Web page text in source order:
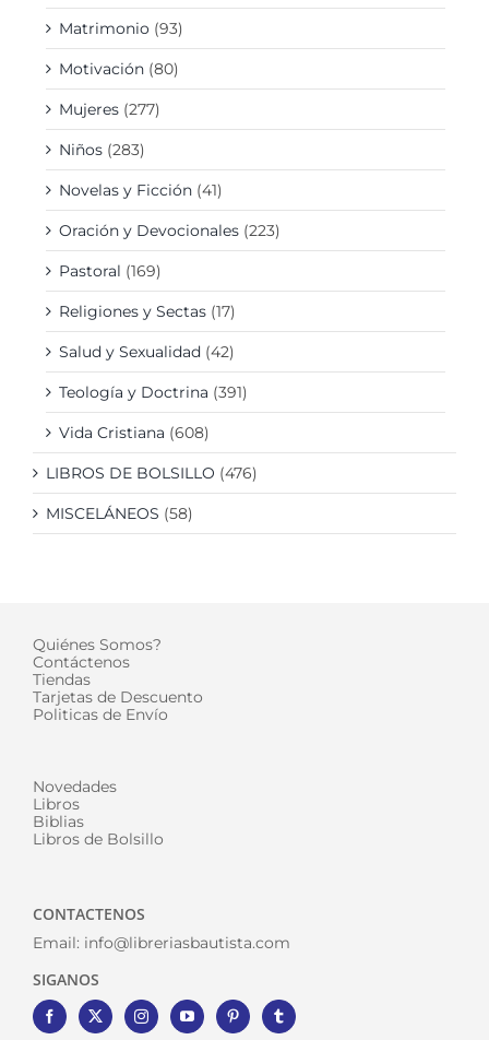
Matrimonio (93)
Motivación (80)
Mujeres (277)
Niños (283)
Novelas y Ficción (41)
Oración y Devocionales (223)
Pastoral (169)
Religiones y Sectas (17)
Salud y Sexualidad (42)
Teología y Doctrina (391)
Vida Cristiana (608)
LIBROS DE BOLSILLO (476)
MISCELÁNEOS (58)
Quiénes Somos?
Contáctenos
Tiendas
Tarjetas de Descuento
Politicas de Envío
Novedades
Libros
Biblias
Libros de Bolsillo
CONTACTENOS
Email: info@libreriasbautista.com
SIGANOS